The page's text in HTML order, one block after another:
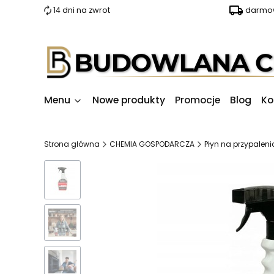
14 dni na zwrot
Menu Nowe produkty Promocje Blog
Strona główna CHEMIA GOSPODARCZA Płyn na